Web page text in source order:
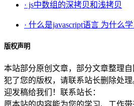
· js中数组的深拷贝和浅拷贝
· 什么是javascript语言 为什么
版权声明
本站部分原创文章，部分文章整理
犯了您的版权，请联系站长删除处
迎发稿给我们！联系站长：